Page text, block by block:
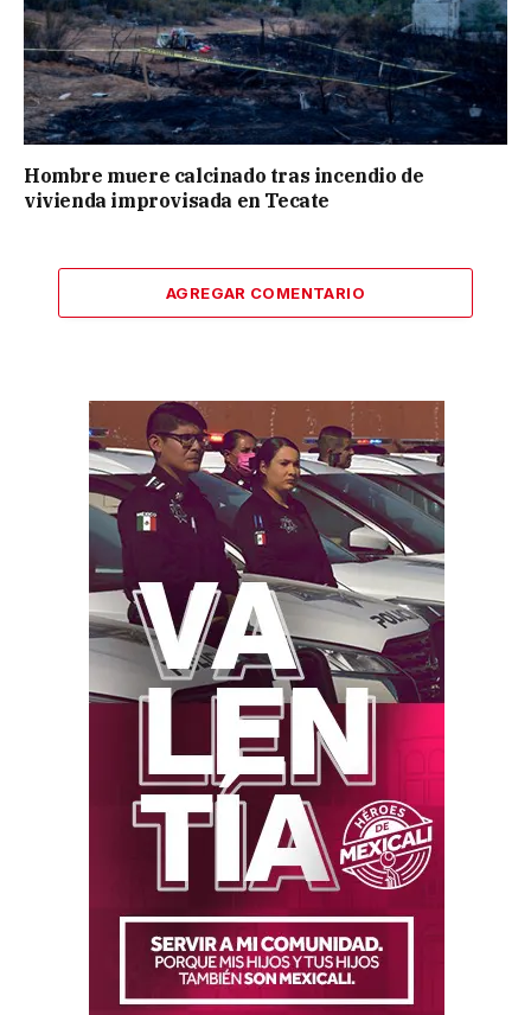
Hombre muere calcinado tras incendio de
vivienda improvisada en Tecate
AGREGAR COMENTARIO